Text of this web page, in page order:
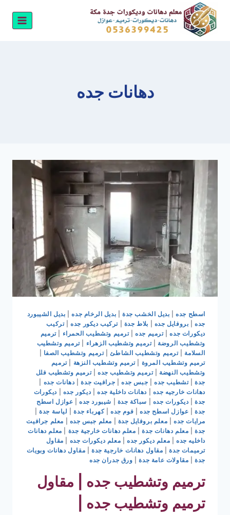
التجاوز
المحتوى
دهانات جده
اسطح جده| بديل الخشب جدة| بديل الرخام جده| بديل الشيبورد
جده| بروفايل جده بلاط جدة تركيب ديكور جده|تركيب
ديكورات جده|ترميم جده|ترميم وتشطيب الحمراء |ترميم
وتشطيب الروضة |ترميم وتشطيب الزهراء |ترميم وتشطيب
السلامة |ترميم وتشطيب الشاطئ|ترميم وتشطيب الصفا
ترميم وتشطيب المروة |ترميم وتشطيب النزهة |ترميم
وتشطيب النهضة |ترميم وتشطيب جده |ترميم وتشطيب فلل
جدة|تشطيب جده| جبس جده| جرافيت جدة| دهانات جده
دهانات خارجيه جده
دهانات داخلية جده ديكور جده
ديكورات
جدة| ديكورات جده سباكة جدة شيبورد جده
عوازل اسطح
جدة| عوازل اسطح جده| فوم جده|كهرباء جدة| لياسة جدة|
مرايات جده| معلم بروفايل جدة معلم جبس جده
معلم جرافيت
جدة| معلم دهانات جدة| معلم دهانات خارجية جدة
معلم دهانات
داخليه جده| معلم ديكور جده معلم ديكورات جده
مقاول
ترميمات جدة| مقاول دهانات خارجية جدة
مقاول دهانات وبويات
جدة| مقاولات عامة جدة| ورق جدران جده
ترميم وتشطيب جده | مقاول
ترميم وتشطيب جده |